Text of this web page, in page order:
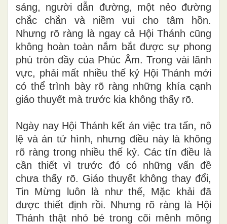
sáng, người dẫn đường, một nẻo đường
chắc chắn và niềm vui cho tâm hồn.
Nhưng rõ ràng là ngay cả Hội Thánh cũng
không hoàn toàn nắm bắt được sự phong
phú tròn đầy của Phúc Âm. Trong vài lãnh
vực, phải mất nhiều thế kỷ Hội Thánh mới
có thể trình bày rõ ràng những khía cạnh
giáo thuyết mà trước kia không thấy rõ.
Ngày nay Hội Thánh kết án việc tra tấn, nô
lệ và án tử hình, nhưng điều này là không
rõ ràng trong nhiều thế kỷ. Các tín điều là
cần thiết vì trước đó có những vấn đề
chưa thấy rõ. Giáo thuyết không thay đổi,
Tin Mừng luôn là như thế, Mặc khải đã
được thiết định rồi. Nhưng rõ ràng là Hội
Thánh thật nhỏ bé trong cõi mênh mông